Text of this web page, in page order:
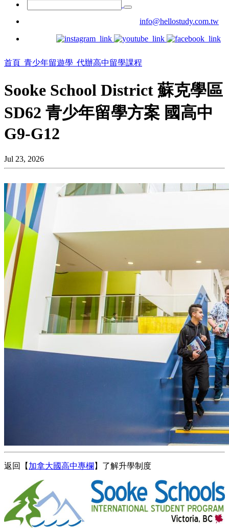
info@hellostudy.com.tw
首頁 青少年留遊學 代辦高中留學課程
Sooke School District 蘇克學區
SD62 青少年留學方案 國高中
G9-G12
Jul 23, 2026
返回【 加拿大國高中專欄 】了解升學制度